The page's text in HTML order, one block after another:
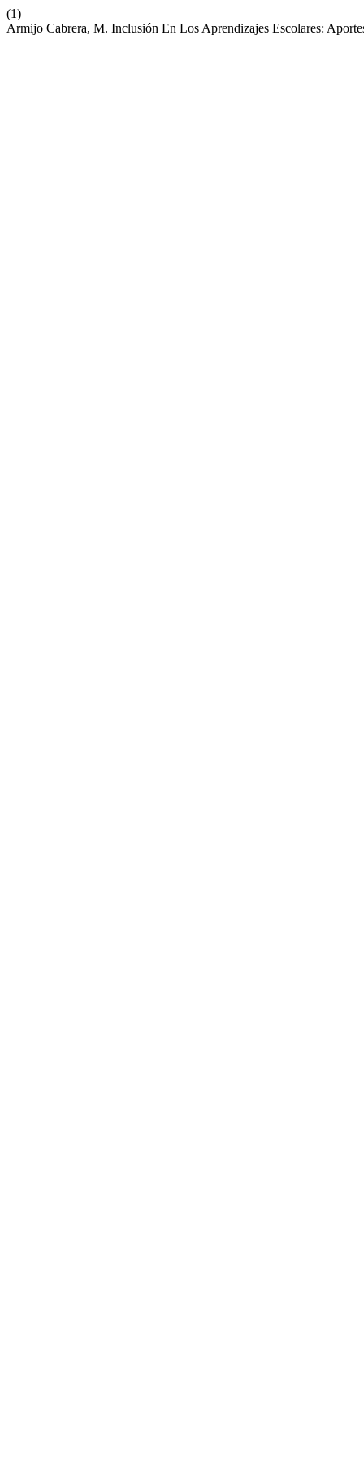
(1)
Armijo Cabrera, M. Inclusión En Los Aprendizajes Escolares: